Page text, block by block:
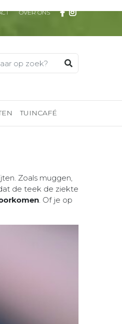
OVER ONS
TUINCAFÉ
Zoals muggen,
de teek de ziekte
. Of je op